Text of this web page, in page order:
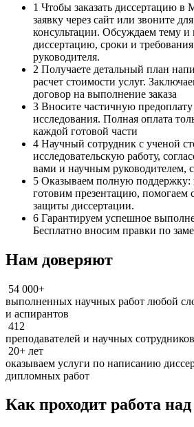
1 Чтобы заказать диссертацию
заявку через сайт или звоните
консультации. Обсуждаем тему и
диссертацию, сроки и
руководителя.
2 Получаете детальный план
расчет стоимости услуг.
договор на выполнение заказа
3 Вносите частичную предоплату
исследования. Полная оплата
каждой готовой части
4 Научный сотрудник с ученой
исследовательскую работу,
вами и научным руководителем,
5 Оказываем полную поддержку:
готовим презентацию, помогаем
защиты диссертации.
6 Гарантируем успешное
Бесплатно вносим правки по
Нам доверяют
54 000+
выполненных научных работ любой
и аспирантов
412
преподавателей и научных
20+ лет
оказываем услуги по написанию
дипломных работ
Как проходит работа